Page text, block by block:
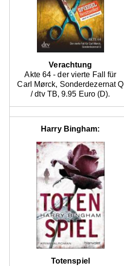
Verachtung
Akte 64 - der vierte Fall für
Carl Mørck, Sonderdezernat Q
/ dtv TB, 9.95 Euro (D).
Harry Bingham:
Totenspiel